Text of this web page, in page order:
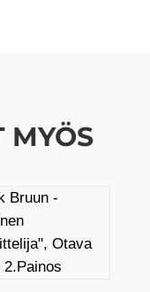
MYÖS